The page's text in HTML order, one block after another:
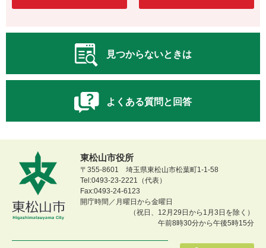
見つからないときは
よくある質問と回答
東松山市役所
〒355-8601 埼玉県東松山市松葉町1-1-58
Tel:0493-23-2221（代表）
Fax:0493-24-6123
開庁時間／月曜日から金曜日
（祝日、12月29日から1月3日を除く）
午前8時30分から午後5時15分